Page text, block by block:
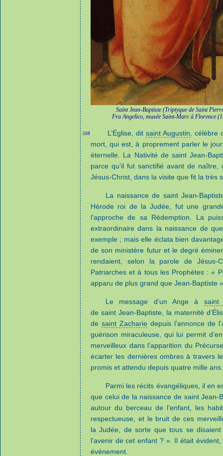
Saint Jean-Baptiste (Triptyque de Saint
Fra Angelico, musée Saint-Marc à Florence
508 L’Église, dit saint Augustin ,
mort, qui est, à proprement parler le
éternelle. La Nativité de saint Jean-
parce qu’il fut sanctifié avant de
Jésus-Christ, dans la visite que fit la très
La naissance de saint Jean-
Hérode roi de la Judée, fut une
l’approche de sa Rédemption. La
extraordinaire dans la naissance de
exemple ; mais elle éclata bien
de son ministère futur et le degré
rendaient, selon la parole de Jésus-
Patriarches et à tous les Prophètes : «
apparu de plus grand que Jean-Baptiste
Le message d’un Ange à saint
de saint Jean-Baptiste, la maternité
de saint Zacharie depuis l’annonce de
guérison miraculeuse, qui lui permit
merveilleux dans l’apparition du
écarter les dernières ombres à travers
promis et attendu depuis quatre mille ans.
Parmi les récits évangéliques, il en
que celui de la naissance de saint Jean-
autour du berceau de l’enfant, les
respectueuse, et le bruit de ces
la Judée, de sorte que tous se
l’avenir de cet enfant ? ». Il était
événement.